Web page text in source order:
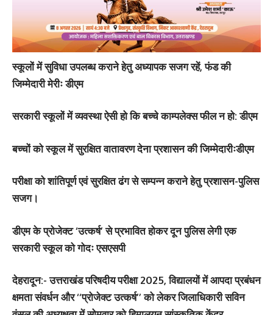
स्कूलों में सुविधा उपलब्ध कराने हेतु अध्यापक सजग रहें, फंड की
जिम्मेदारी मेरीः डीएम
सरकारी स्कूलों में व्यवस्था ऐसी हो कि बच्चे काम्पलेक्स फील न हो: डीएम
बच्चों को स्कूल में सुरक्षित वातावरण देना प्रशासन की जिम्मेदारीःडीएम
परीक्षा को शांतिपूर्ण एवं सुरक्षित ढंग से सम्पन्न कराने हेतु प्रशासन-पुलिस
सजग।
डीएम के प्रोजेक्ट ‘उत्कर्ष’ से प्रभावित होकर दून पुलिस लेगी एक
सरकारी स्कूल को गोदः एसएसपी
देहरादून:-उत्तराखंड परिषदीय परीक्षा 2025, विद्यालयों में आपदा प्रबंधन
क्षमता संवर्धन और ‘‘प्रोजेक्ट उत्कर्ष’’ को लेकर जिलाधिकारी सविन